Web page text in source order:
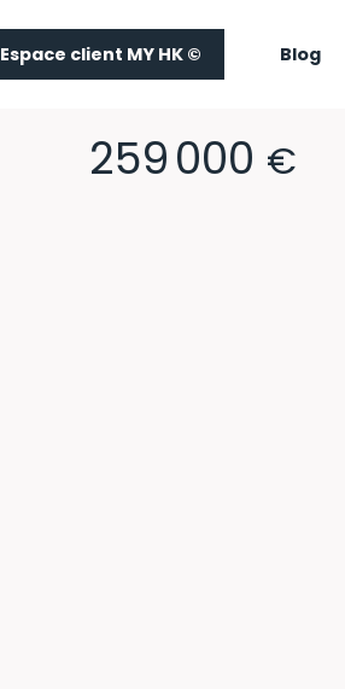
Espace client MY HK © Blog
259 000 €